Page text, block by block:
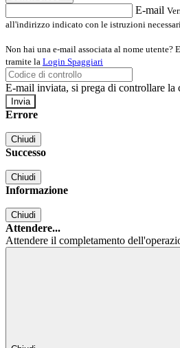
E-mail
all'indirizzo indicato con le istruzioni
Non hai una e-mail associata al nome utente?
tramite la Login Spaggiari
E-mail inviata, si prega di controllare la
Errore
Chiudi
Successo
Chiudi
Informazione
Chiudi
Attendere...
Attendere il completamento